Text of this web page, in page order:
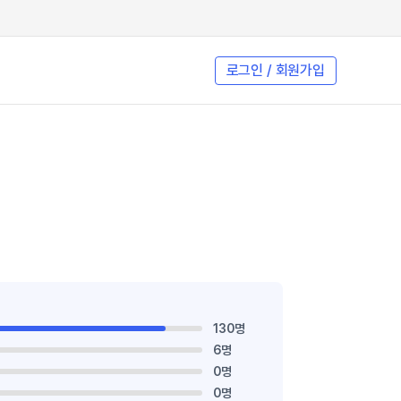
로그인 / 회원가입
130명
6명
0명
0명